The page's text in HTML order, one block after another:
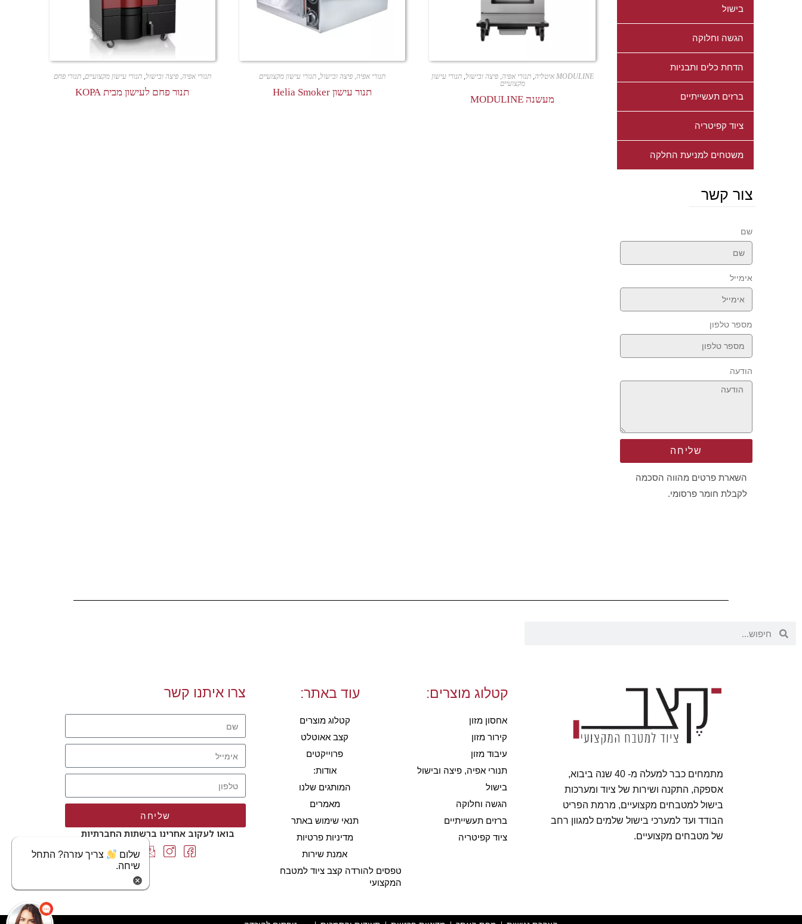
בישול
הגשה וחלוקה
הדחת כלים ותבניות
ברזים תעשייתיים
ציוד קפיטריה
משטחים למניעת החלקה
צור קשר
שם
אימייל
מספר טלפון
הודעה
שליחה
השארת פרטים מהווה הסכמה
לקבלת חומר פרסומי.
MODULINE איטליה ,תנורי אפיה, פיצה ובישול ,תנורי עישון
מקצועיים
מעשנה MODULINE
תנורי אפיה, פיצה ובישול תנורי עישון מקצועיים
תנור עישון Helia Smoker
תנורי אפיה, פיצה ובישול ,תנורי עישון מקצועיים ,תנורי פחם
תנור פחם לעישון מבית KOPA
מתמחים כבר למעלה מ- 40 שנה ביבוא,
אספקה, התקנה ושירות של ציוד ומערכות
בישול למטבחים מקצועיים, מרמת הפריט
הבודד ועד למערכי בישול שלמים למגוון רחב
של מטבחים מקצועיים.
קטלוג מוצרים:
אחסון מזון
קירור מזון
עיבוד מזון
תנורי אפיה, פיצה ובישול
בישול
הגשה וחלוקה
ברזים תעשייתיים
ציוד קפיטריה
עוד באתר:
קטלוג מוצרים
קצב אאוטלט
פרוייקטים
אודות:
המותגים שלנו
מאמרים
תנאי שימוש באתר
מדיניות פרטיות
אמנת שירות
טפסים להורדה קצב ציוד למטבח
המקצועי
צרו איתנו קשר
שליחה
בואו לעקוב אחרינו ברשתות החברתיות